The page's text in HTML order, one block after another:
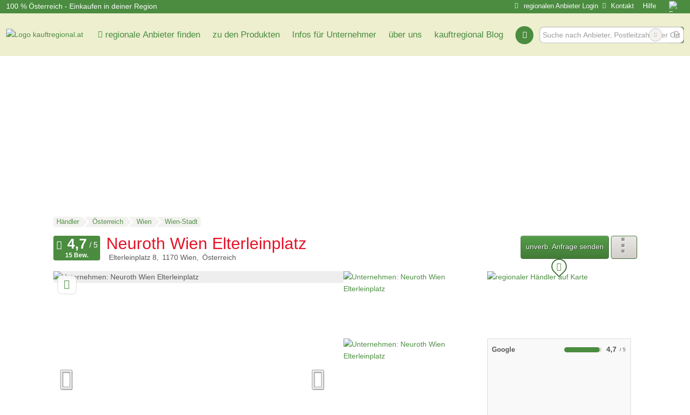
100 % Österreich - Einkaufen in deiner Region regionalen Anbieter Login Kontakt Hilfe
regionale Anbieter finden zu den Produkten Infos für Unternehmer über uns kauftregional Blog
Händler Österreich Wien Wien-Stadt
Neuroth Wien Elterleinplatz
Elterleinplatz 8 1170 Wien Österreich
unverb. Anfrage senden
15 Bew.
Google 4,7